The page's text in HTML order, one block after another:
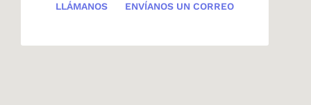
LLÁMANOS ENVÍANOS UN CORREO